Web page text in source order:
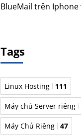
BlueMail trên Iphone
Tags
Linux Hosting 111
Máy chủ Server riêng
Máy Chủ Riêng 47